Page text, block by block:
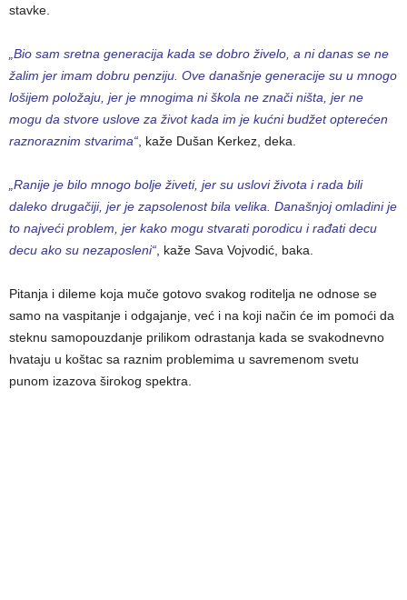
stavke.
„Bio sam sretna generacija kada se dobro živelo, a ni danas se ne
žalim jer imam dobru penziju. Ove današnje generacije su u mnogo
lošijem položaju, jer je mnogima ni škola ne znači ništa, jer ne
mogu da stvore uslove za život kada im je kućni budžet opterećen
raznoraznim stvarima“ , kaže Dušan Kerkez, deka.
„Ranije je bilo mnogo bolje živeti, jer su uslovi života i rada bili
daleko drugačiji, jer je zapsolenost bila velika. Današnjoj omladini je
to najveći problem, jer kako mogu stvarati porodicu i rađati decu
decu ako su nezaposleni“ , kaže Sava Vojvodić, baka.
Pitanja i dileme koja muče gotovo svakog roditelja ne odnose se
samo na vaspitanje i odgajanje, već i na koji način će im pomoći da
steknu samopouzdanje prilikom odrastanja kada se svakodnevno
hvataju u koštac sa raznim problemima u savremenom svetu
punom izazova širokog spektra.